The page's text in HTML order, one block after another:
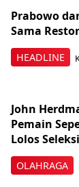
HEADLINE
Prabowo
Sama
OLAHRAGA
John
Pemain
Lolos